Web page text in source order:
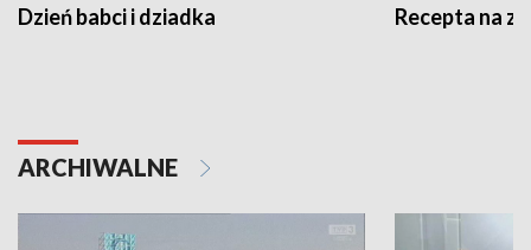
Dzień babci i dziadka Recepta na
ARCHIWALNE